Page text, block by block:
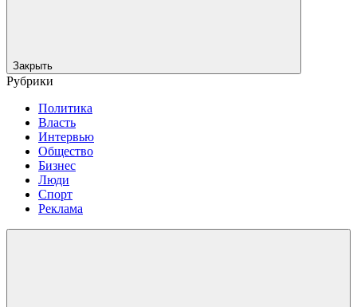
Закрыть
Рубрики
Политика
Власть
Интервью
Общество
Бизнес
Люди
Спорт
Реклама